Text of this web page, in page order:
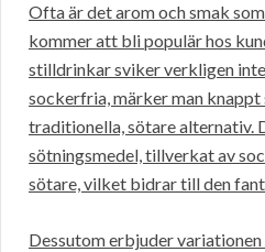
Ofta är det arom och smak
kommer att bli populär hos
stilldrinkar sviker verkligen inte
sockerfria, märker man
traditionella, sötare alternativ.
sötningsmedel, tillverkat av
sötare, vilket bidrar till den
Dessutom erbjuder variationen